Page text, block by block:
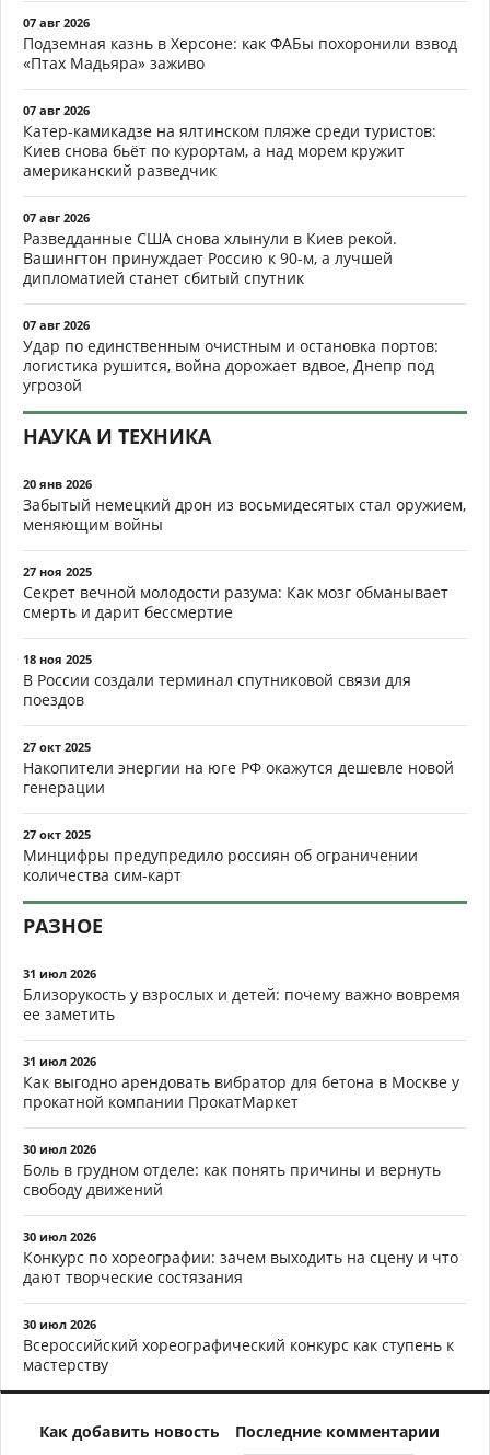
07 авг 2026
Подземная казнь в Херсоне: как ФАБы похоронили взвод
«Птах Мадьяра» заживо
07 авг 2026
Катер-камикадзе на ялтинском пляже среди туристов:
Киев снова бьёт по курортам, а над морем кружит
американский разведчик
07 авг 2026
Разведданные США снова хлынули в Киев рекой.
Вашингтон принуждает Россию к 90-м, а лучшей
дипломатией станет сбитый спутник
07 авг 2026
Удар по единственным очистным и остановка портов:
логистика рушится, война дорожает вдвое, Днепр под
угрозой
НАУКА И ТЕХНИКА
20 янв 2026
Забытый немецкий дрон из восьмидесятых стал оружием,
меняющим войны
27 ноя 2025
Секрет вечной молодости разума: Как мозг обманывает
смерть и дарит бессмертие
18 ноя 2025
В России создали терминал спутниковой связи для
поездов
27 окт 2025
Накопители энергии на юге РФ окажутся дешевле новой
генерации
27 окт 2025
Минцифры предупредило россиян об ограничении
количества сим-карт
РАЗНОЕ
31 июл 2026
Близорукость у взрослых и детей: почему важно вовремя
ее заметить
31 июл 2026
Как выгодно арендовать вибратор для бетона в Москве у
прокатной компании ПрокатМаркет
30 июл 2026
Боль в грудном отделе: как понять причины и вернуть
свободу движений
30 июл 2026
Конкурс по хореографии: зачем выходить на сцену и что
дают творческие состязания
30 июл 2026
Всероссийский хореографический конкурс как ступень к
мастерству
Как добавить новость
Последние комментарии